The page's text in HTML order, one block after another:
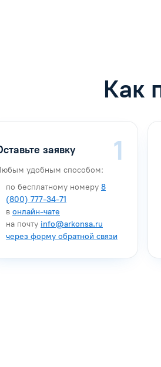
Как
заявку
удобным способом:
по бесплатному номеру 8
(800) 777-34-71
в онлайн-чате
на почту info@arkonsa.ru
через форму обратной связи